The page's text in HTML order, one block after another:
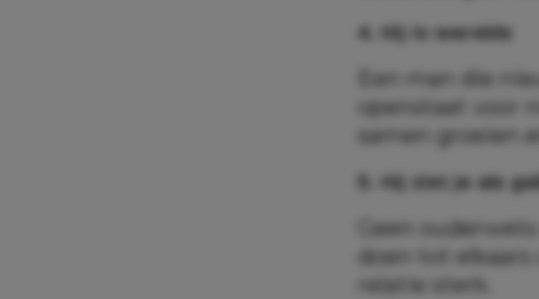
4. Hij is werelds
Een man die
openstaat voor
samen groeien
5. Hij ziet je als
Geen
doen tot
relatie sterk.